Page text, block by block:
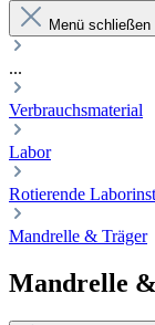
Menü schließen
...
Verbrauchsmaterial
Labor
Rotierende
Mandrelle & Träger
Mandrelle